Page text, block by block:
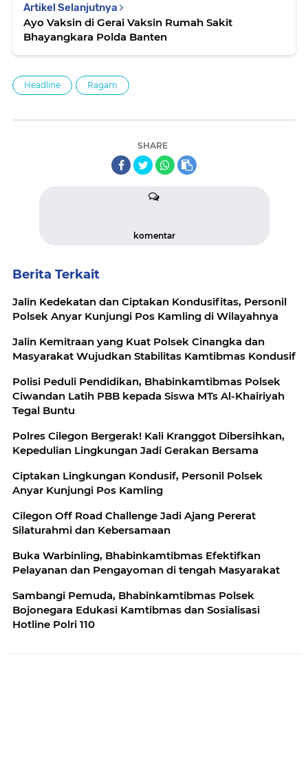
Artikel Selanjutnya
Ayo Vaksin di Gerai Vaksin Rumah Sakit
Bhayangkara Polda Banten
Headline Ragam
SHARE
komentar
Berita Terkait
Jalin Kedekatan dan Ciptakan Kondusifitas, Personil
Polsek Anyar Kunjungi Pos Kamling di Wilayahnya
Jalin Kemitraan yang Kuat Polsek Cinangka dan
Masyarakat Wujudkan Stabilitas Kamtibmas Kondusif
Polisi Peduli Pendidikan, Bhabinkamtibmas Polsek
Ciwandan Latih PBB kepada Siswa MTs Al-Khairiyah
Tegal Buntu
Polres Cilegon Bergerak! Kali Kranggot Dibersihkan,
Kepedulian Lingkungan Jadi Gerakan Bersama
Ciptakan Lingkungan Kondusif, Personil Polsek
Anyar Kunjungi Pos Kamling
Cilegon Off Road Challenge Jadi Ajang Pererat
Silaturahmi dan Kebersamaan
Buka Warbinling, Bhabinkamtibmas Efektifkan
Pelayanan dan Pengayoman di tengah Masyarakat
Sambangi Pemuda, Bhabinkamtibmas Polsek
Bojonegara Edukasi Kamtibmas dan Sosialisasi
Hotline Polri 110